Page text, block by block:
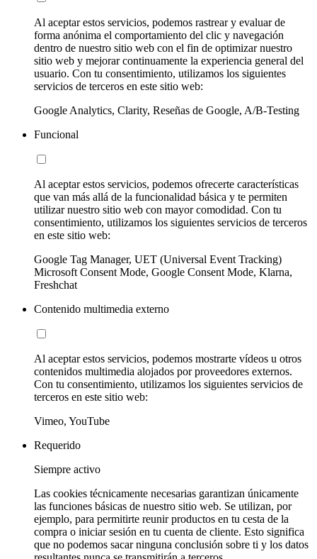
Al aceptar estos servicios, podemos rastrear y evaluar de
forma anónima el comportamiento del clic y navegación
dentro de nuestro sitio web con el fin de optimizar nuestro
sitio web y mejorar continuamente la experiencia general del
usuario. Con tu consentimiento, utilizamos los siguientes
servicios de terceros en este sitio web:
Google Analytics, Clarity, Reseñas de Google, A/B-Testing
Funcional
Al aceptar estos servicios, podemos ofrecerte características
que van más allá de la funcionalidad básica y te permiten
utilizar nuestro sitio web con mayor comodidad. Con tu
consentimiento, utilizamos los siguientes servicios de terceros
en este sitio web:
Google Tag Manager, UET (Universal Event Tracking)
Microsoft Consent Mode, Google Consent Mode, Klarna,
Freshchat
Contenido multimedia externo
Al aceptar estos servicios, podemos mostrarte vídeos u otros
contenidos multimedia alojados por proveedores externos.
Con tu consentimiento, utilizamos los siguientes servicios de
terceros en este sitio web:
Vimeo, YouTube
Requerido
Siempre activo
Las cookies técnicamente necesarias garantizan únicamente
las funciones básicas de nuestro sitio web. Se utilizan, por
ejemplo, para permitirte reunir productos en tu cesta de la
compra o iniciar sesión en tu cuenta de cliente. Esto significa
que no podemos sacar ninguna conclusión sobre ti y los datos